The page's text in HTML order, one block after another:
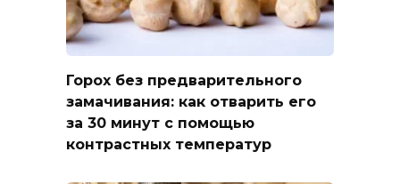
Горох без предварительного
замачивания: как отварить его
за 30 минут с помощью
контрастных температур